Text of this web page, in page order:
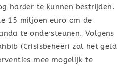
harder te kunnen bestrijden.
15 miljoen euro om de
te ondersteunen. Volgens
(Crisisbeheer) zal het geld
mee mogelijk te